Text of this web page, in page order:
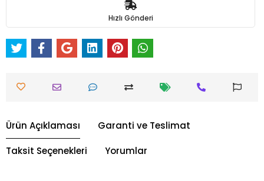
Hızlı Gönderi
Ürün Açıklaması Garanti ve Teslimat
Taksit Seçenekleri Yorumlar